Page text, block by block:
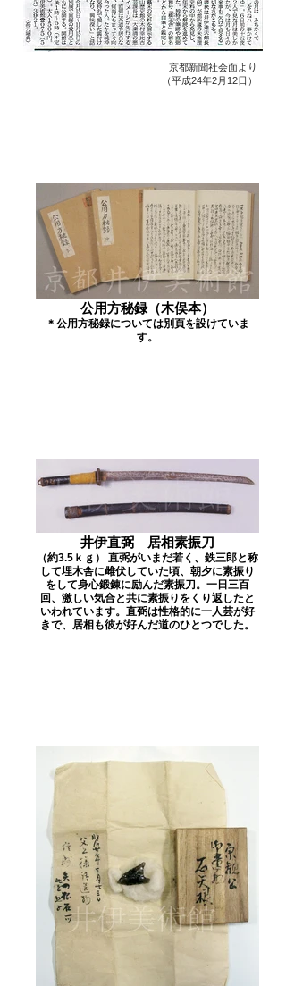
京都新聞社会面より
（平成24年2月12日）
公用方秘録（木俣本）
＊公用方秘録については別頁を設けていま
す。
井伊直弼 居相素振刀
（約3.5ｋｇ） 直弼がいまだ若く、鉄三郎と称
して埋木舎に雌伏していた頃、朝夕に素振り
をして身心鍛錬に励んだ素振刀。一日三百
回、激しい気合と共に素振りをくり返したと
いわれています。直弼は性格的に一人芸が好
きで、居相も彼が好んだ道のひとつでした。